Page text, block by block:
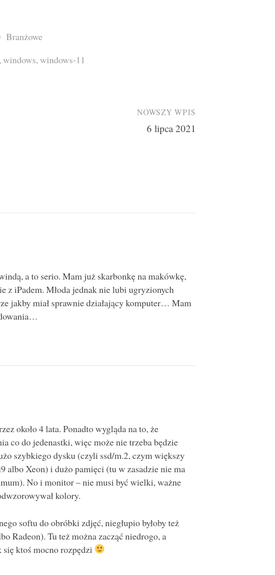
Branżowe
,windows,windows-11
NOWSZY WPIS
6 lipca 2021
a to serio. Mam już skarbonkę na makówkę,
z iPadem. Młoda jednak nie lubi ugryzionych
jakby miał sprawnie działający komputer… Mam
około 4 lata. Ponadto wygląda na to, że
co do jedenastki, więc może nie trzeba będzie
szybkiego dysku (czyli ssd/m.2, czym większy
Xeon) i dużo pamięci (tu w zasadzie nie ma
No i monitor – nie musi być wielki, ważne
kolory.
softu do obróbki zdjęć, niegłupio byłoby też
Radeon). Tu też można zacząć niedrogo, a
ktoś mocno rozpędzi